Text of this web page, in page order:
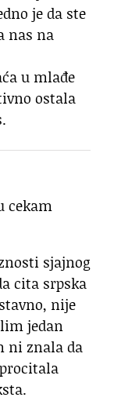
je da ste
nas na
u mlađe
ostala
cekam
sjajnog
cita srpska
nije
jedan
ni znala da